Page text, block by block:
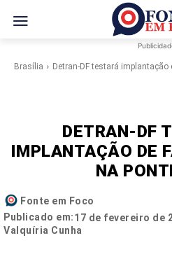
Brasília Detran-DF testará
DETRAN-DF
IMPLANTAÇÃO DE
NA
Fonte em Foco
Publicado em:17 de fevereiro de
Valquíria Cunha